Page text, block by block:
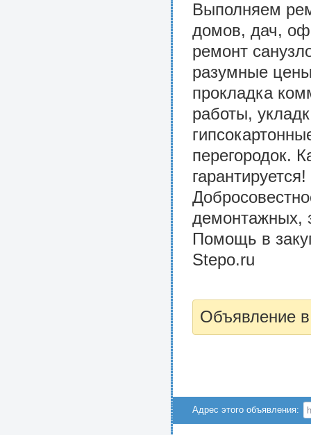
Выполняем
домов, дач,
ремонт
разумные
прокладка
работы,
перегородок.
демонтажных,
Помощь в
Stepo.ru
Объявление
Адрес этого объявления: